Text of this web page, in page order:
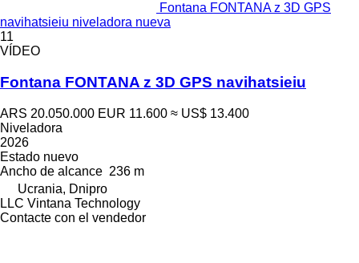
Fontana FONTANA z 3D GPS
navihatsieiu niveladora nueva
11
VÍDEO
Fontana FONTANA z 3D GPS navihatsieiu
ARS 20.050.000 EUR 11.600 ≈ US$ 13.400
Niveladora
2026
Estado nuevo
Ancho de alcance 236 m
Ucrania, Dnipro
LLC Vintana Technology
Contacte con el vendedor